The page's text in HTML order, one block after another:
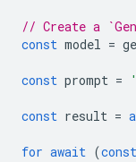
// Create a
const model =
const prompt =
const result =
for await (const